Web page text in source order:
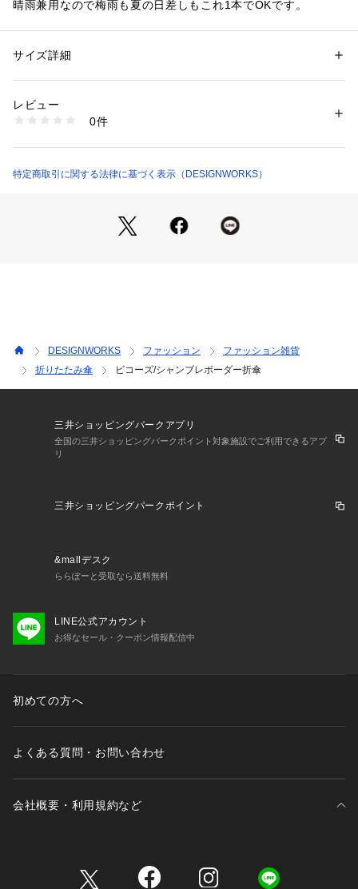
晴雨兼用なので梅雨も夏の日差しもこれ1本でOKです。
性別：レディース
素材：ポリエステル65%、綿35%
商品番号：
51365269010 （ショップ）
サイズ詳細
レビュー
0件
特定商取引に関する法律に基づく表示（DESIGNWORKS）
DESIGNWORKS ファッション
ファッション雑貨
折りたたみ傘
ビコーズ/シャンブレボーダー折傘
三井ショッピングパークアプリ
全国の三井ショッピングパークポイント対象施設でご利用できるアプ
リ
三井ショッピングパークポイント
&mallデスク
ららぽーと受取なら送料無料
LINE公式アカウント
お得なセール・クーポン情報配信中
初めての方へ
よくある質問・お問い合わせ
会社概要・利用規約など